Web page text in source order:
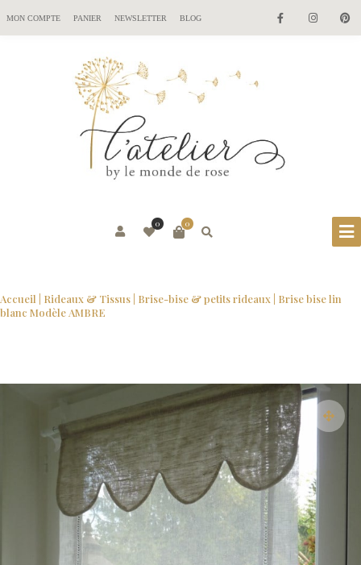
MON COMPTE PANIER NEWSLETTER BLOG
0
0
Accueil Rideaux & Tissus Brise-bise & petits rideaux | Brise bise lin
blanc Modèle AMBRE